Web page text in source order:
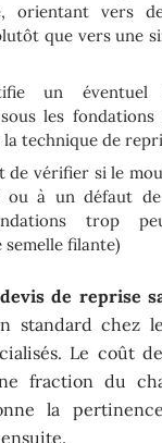
orientant vers
que vers une
un éventuel
les fondations
la technique de
de vérifier si le
ou à un défaut
trop
semelle filante)
de reprise
standard chez
Le coût
fraction du
la